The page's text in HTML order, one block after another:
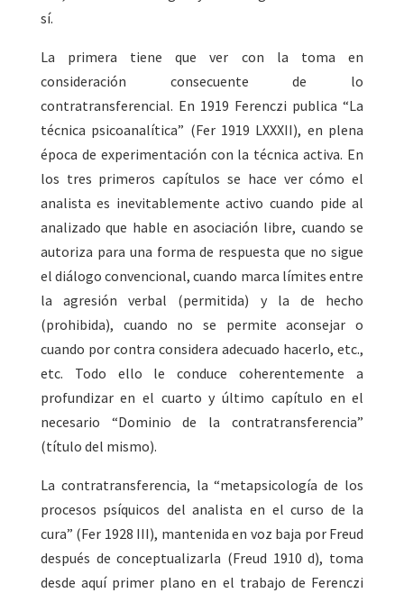
sí.
La primera tiene que ver con la toma en
consideración consecuente de lo
contratransferencial. En 1919 Ferenczi publica “La
técnica psicoanalítica” (Fer 1919 LXXXII), en plena
época de experimentación con la técnica activa. En
los tres primeros capítulos se hace ver cómo el
analista es inevitablemente activo cuando pide al
analizado que hable en asociación libre, cuando se
autoriza para una forma de respuesta que no sigue
el diálogo convencional, cuando marca límites entre
la agresión verbal (permitida) y la de hecho
(prohibida), cuando no se permite aconsejar o
cuando por contra considera adecuado hacerlo, etc.,
etc. Todo ello le conduce coherentemente a
profundizar en el cuarto y último capítulo en el
necesario “Dominio de la contratransferencia”
(título del mismo).
La contratransferencia, la “metapsicología de los
procesos psíquicos del analista en el curso de la
cura” (Fer 1928 III), mantenida en voz baja por Freud
después de conceptualizarla (Freud 1910 d), toma
desde aquí primer plano en el trabajo de Ferenczi